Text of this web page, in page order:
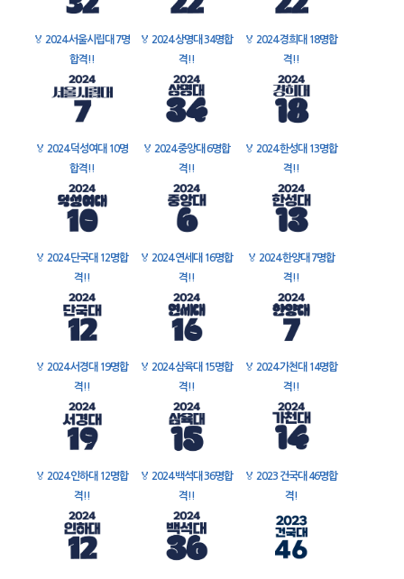
🏅 2024 서울시립대 7명
합격!!
🏅 2024 상명대 34명합
격!!
🏅 2024 경희대 18명합
격!!
🏅 2024 덕성여대 10명
합격!!
🏅 2024 중앙대 6명합
격!!
🏅 2024 한성대 13명합
격!!
🏅 2024 단국대 12명합
격!!
🏅 2024 연세대 16명합
격!!
🏅 2024 한양대 7명합
격!!
🏅 2024 서경대 19명합
격!!
🏅 2024 삼육대 15명합
격!!
🏅 2024 가천대 14명합
격!!
🏅 2024 인하대 12명합
격!!
🏅 2024 백석대 36명합
격!!
🏅 2023 건국대 46명합
격!